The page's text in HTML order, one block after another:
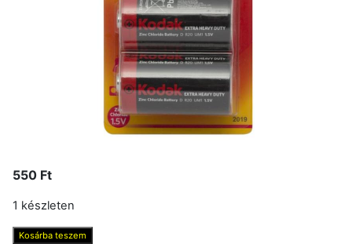
550 Ft
1 készleten
Kodak
Kosárba teszem